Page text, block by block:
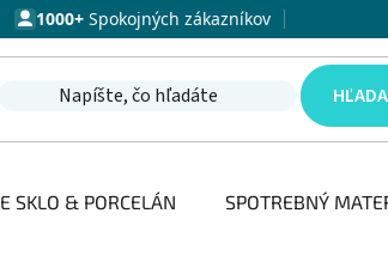
1000+Spokojných zákazníkov
SKLO & PORCELÁN SPOTREBNÝ